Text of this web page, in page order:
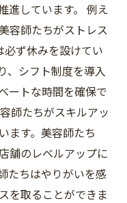
進しています。 例え
容師たちがストレス
ず休みを設けてい
、シフト制度を導入
ートな時間を確保で
師たちがスキルアッ
ます。美容師たち
舗のレベルアップに
たちはやりがいを感
を取ることができま